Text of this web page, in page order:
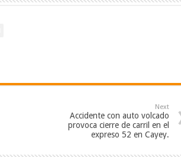
Next
Accidente con auto volcado
provoca cierre de carril en el
expreso 52 en Cayey.